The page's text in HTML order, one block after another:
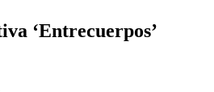
‘Entrecuerpos’